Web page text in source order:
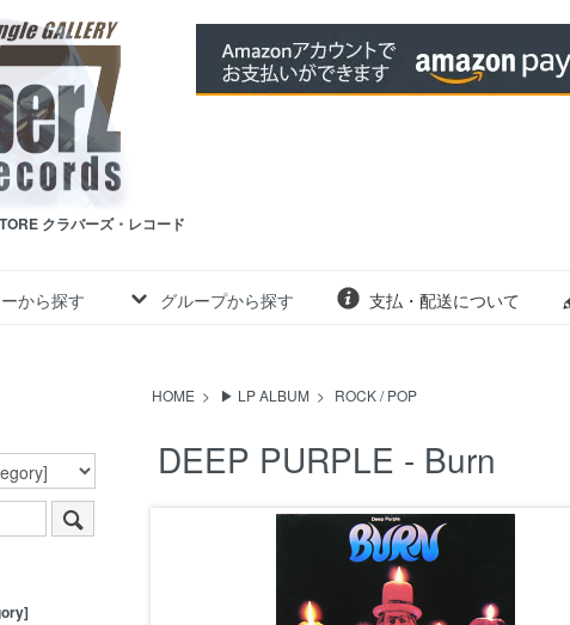
クラバーズ・レコード
から探す グループから探す 支払・配送について
HOME > ▶ LP ALBUM > ROCK / POP
DEEP PURPLE - Burn